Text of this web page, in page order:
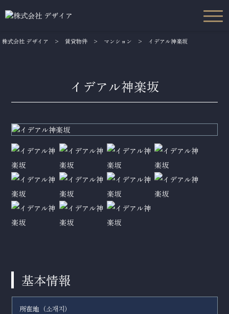
株式会社 デザイア > 賃貸物件 > マンション > イデアル神楽坂
イデアル神楽坂
基本情報
所在地（소재지 ）